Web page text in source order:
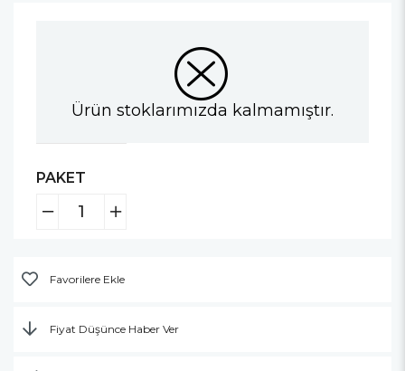
Ürün stoklarımızda kalmamıştır.
PAKET
Favorilere Ekle
Fiyat Düşünce Haber Ver